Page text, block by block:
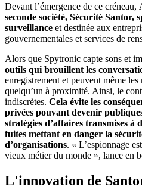
Devant l’émergence de ce créneau,
seconde société, Sécurité Santor,
surveillance et destinée aux
gouvernementales et services de
Alors que Spytronic capte sons et
outils qui brouillent les
enregistrement et peuvent même
quelqu’un à proximité. Ainsi, le
indiscrètes. Cela évite les
privées pouvant devenir
stratégies d’affaires transmises à
fuites mettant en danger la
d’organisations. « L’espionnage
vieux métier du monde », lance en
L'innovation de